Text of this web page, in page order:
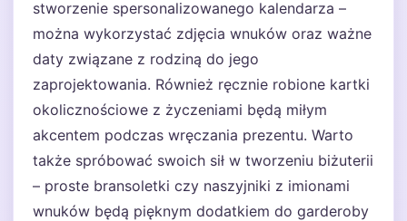
stworzenie spersonalizowanego kalendarza –
można wykorzystać zdjęcia wnuków oraz ważne
daty związane z rodziną do jego
zaprojektowania. Również ręcznie robione kartki
okolicznościowe z życzeniami będą miłym
akcentem podczas wręczania prezentu. Warto
także spróbować swoich sił w tworzeniu biżuterii
– proste bransoletki czy naszyjniki z imionami
wnuków będą pięknym dodatkiem do garderoby